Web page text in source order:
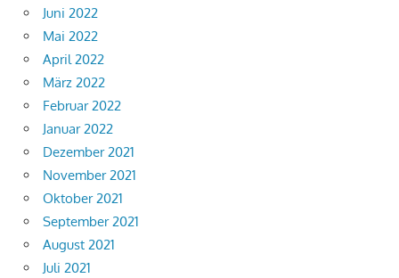
Juni 2022
Mai 2022
April 2022
März 2022
Februar 2022
Januar 2022
Dezember 2021
November 2021
Oktober 2021
September 2021
August 2021
Juli 2021